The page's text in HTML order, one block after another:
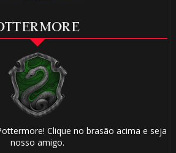
Clique no brasão acima e seja
nosso amigo.
8️⃣